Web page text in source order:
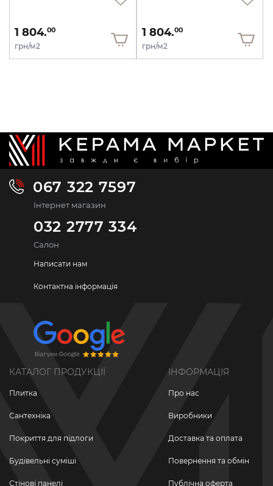
1 804.00
грн/м2
1 804.00
грн/м2
067 322 7597
Інтернет магазин
032 2777 334
Салон
Написати нам
Контактна інформація
КАТАЛОГ ПРОДУКЦІЇ
Плитка
Сантехніка
Покриття для підлоги
Будівельні суміші
Стінові панелі
ІНФОРМАЦІЯ
Про нас
Виробники
Доставка та оплата
Повернення та обмін
Публічна оферта